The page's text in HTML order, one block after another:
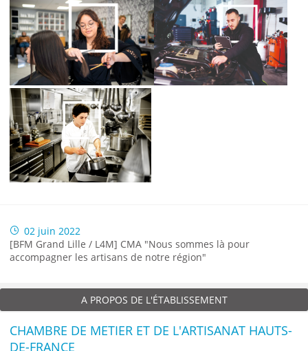
02 juin 2022
[BFM Grand Lille / L4M] CMA "Nous sommes là pour
accompagner les artisans de notre région"
A PROPOS DE L'ÉTABLISSEMENT
CHAMBRE DE METIER ET DE L'ARTISANAT HAUTS-
DE-FRANCE